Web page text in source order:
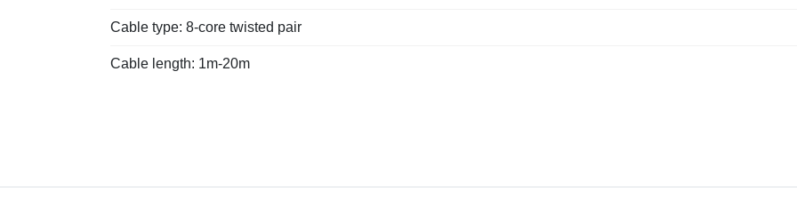
Cable type: 8-core twisted pair
Cable length: 1m-20m